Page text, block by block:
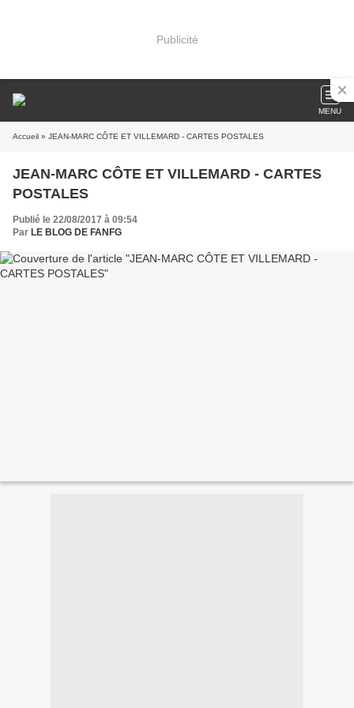
Publicité
MENU
Accueil » JEAN-MARC CÔTE ET VILLEMARD - CARTES POSTALES
JEAN-MARC CÔTE ET VILLEMARD - CARTES
POSTALES
Publié le 22/08/2017 à 09:54
Par LE BLOG DE FANFG